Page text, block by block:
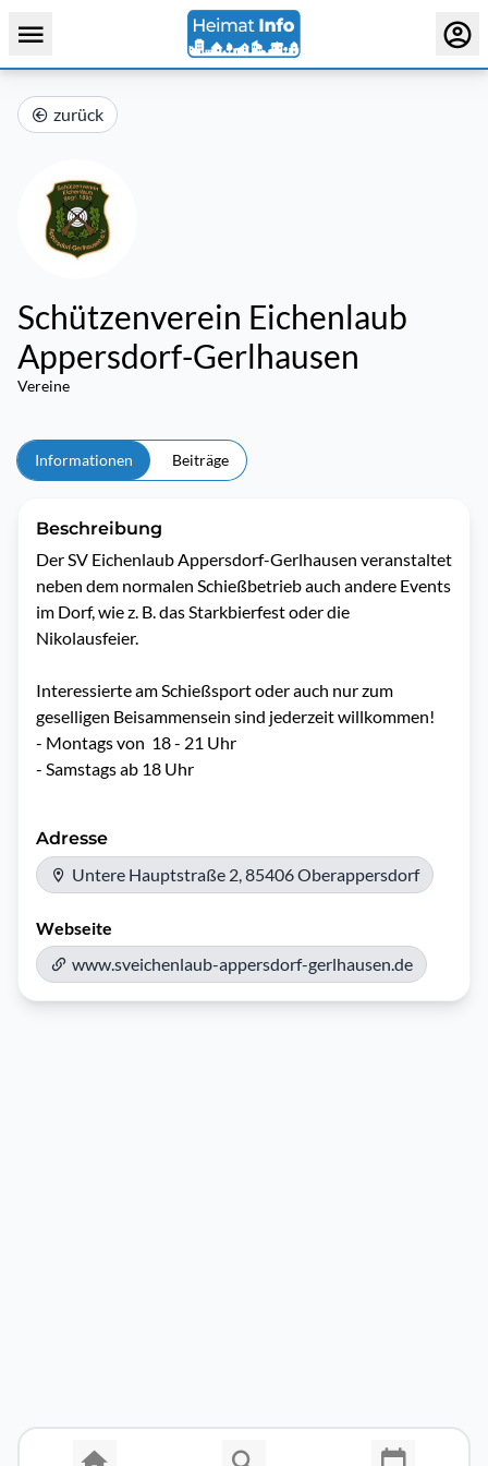
zurück
Schützenverein Eichenlaub
Appersdorf-Gerlhausen
Vereine
Informationen Beiträge
Beschreibung
Der SV Eichenlaub Appersdorf-Gerlhausen veranstaltet
neben dem normalen Schießbetrieb auch andere Events
im Dorf, wie z. B. das Starkbierfest oder die
Nikolausfeier.
Interessierte am Schießsport oder auch nur zum
geselligen Beisammensein sind jederzeit willkommen!
- Montags von  18 - 21 Uhr
- Samstags ab 18 Uhr
Adresse
Untere Hauptstraße 2, 85406 Oberappersdorf
Webseite
www.sveichenlaub-appersdorf-gerlhausen.de